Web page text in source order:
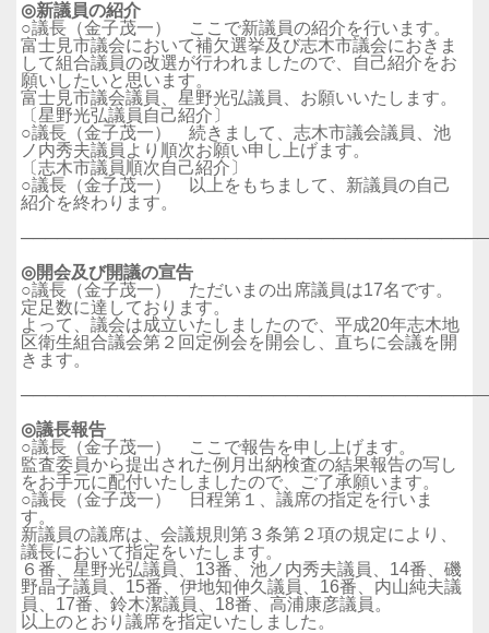
◎新議員の紹介
○議長（金子茂一） ここで新議員の紹介を行います。
富士見市議会において補欠選挙及び志木市議会におきま
して組合議員の改選が行われましたので、自己紹介をお
願いしたいと思います。
富士見市議会議員、星野光弘議員、お願いいたします。
〔星野光弘議員自己紹介〕
○議長（金子茂一） 続きまして、志木市議会議員、池
ノ内秀夫議員より順次お願い申し上げます。
〔志木市議員順次自己紹介〕
○議長（金子茂一） 以上をもちまして、新議員の自己
紹介を終わります。
◎開会及び開議の宣告
○議長（金子茂一） ただいまの出席議員は17名です。
定足数に達しております。
よって、議会は成立いたしましたので、平成20年志木地
区衛生組合議会第２回定例会を開会し、直ちに会議を開
きます。
◎議長報告
○議長（金子茂一） ここで報告を申し上げます。
監査委員から提出された例月出納検査の結果報告の写し
をお手元に配付いたしましたので、ご了承願います。
○議長（金子茂一） 日程第１、議席の指定を行いま
す。
新議員の議席は、会議規則第３条第２項の規定により、
議長において指定をいたします。
６番、星野光弘議員、13番、池ノ内秀夫議員、14番、磯
野晶子議員、15番、伊地知伸久議員、16番、内山純夫議
員、17番、鈴木潔議員、18番、高浦康彦議員。
以上のとおり議席を指定いたしました。